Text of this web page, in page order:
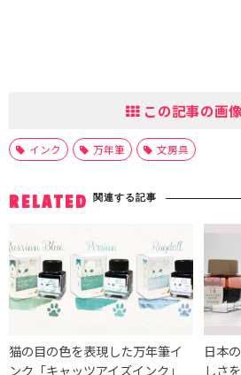
この記事の画
インク 万年筆 文房具
RELATED 関連する記事
猫の目の色を表現した万年筆イ
ンク「キャッツアイズインク」
日本
しさ